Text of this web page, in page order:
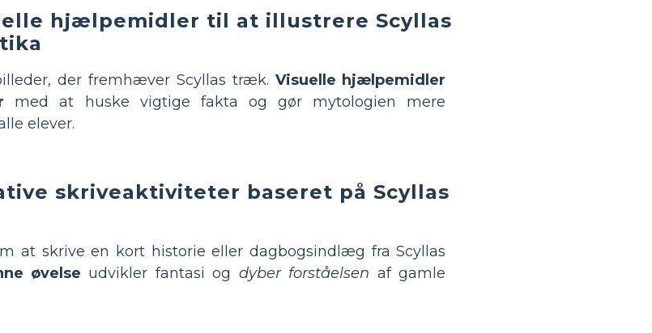
hjælpemidler til at illustrere Scyllas
der fremhæver Scyllas træk. Visuelle hjælpemidler
med at huske vigtige fakta og gør mytologien mere
elever.
skriveaktiviteter baseret på Scyllas
at skrive en kort historie eller dagbogsindlæg fra Scyllas
øvelse udvikler fantasi og dyber forståelsen af gamle